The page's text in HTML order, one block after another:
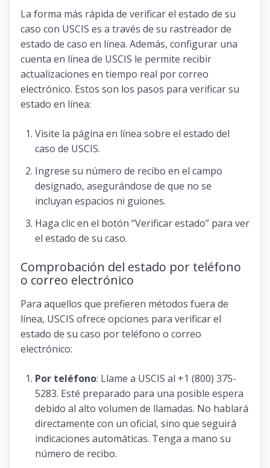
La forma más rápida de verificar el estado de su
caso con USCIS es a través de su rastreador de
estado de caso en línea. Además, configurar una
cuenta en línea de USCIS le permite recibir
actualizaciones en tiempo real por correo
electrónico. Estos son los pasos para verificar su
estado en línea:
Visite la página en línea sobre el estado del
caso de USCIS.
Ingrese su número de recibo en el campo
designado, asegurándose de que no se
incluyan espacios ni guiones.
Haga clic en el botón “Verificar estado” para ver
el estado de su caso.
Comprobación del estado por teléfono
o correo electrónico
Para aquellos que prefieren métodos fuera de
línea, USCIS ofrece opciones para verificar el
estado de su caso por teléfono o correo
electrónico:
Por teléfono: Llame a USCIS al +1 (800) 375-
5283. Esté preparado para una posible espera
debido al alto volumen de llamadas. No hablará
directamente con un oficial, sino que seguirá
indicaciones automáticas. Tenga a mano su
número de recibo.